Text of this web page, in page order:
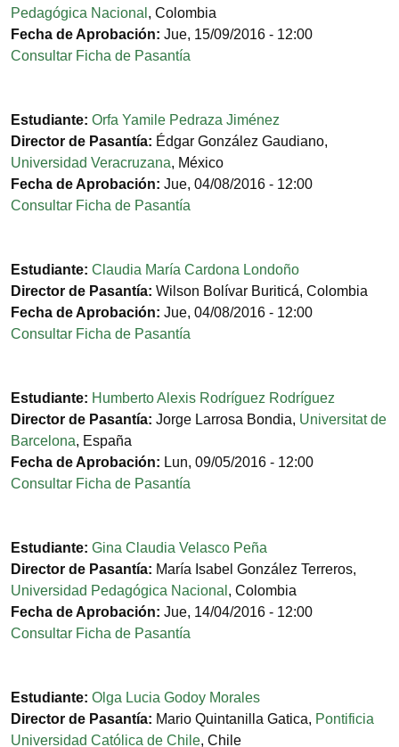
Pedagógica Nacional , Colombia
Fecha de Aprobación: Jue, 15/09/2016 - 12:00
Consultar Ficha de Pasantía
Estudiante: Orfa Yamile Pedraza Jiménez
Director de Pasantía: Édgar González Gaudiano,
Universidad Veracruzana, México
Fecha de Aprobación: Jue, 04/08/2016 - 12:00
Consultar Ficha de Pasantía
Estudiante: Claudia María Cardona Londoño
Director de Pasantía: Wilson Bolívar Buriticá, Colombia
Fecha de Aprobación: Jue, 04/08/2016 - 12:00
Consultar Ficha de Pasantía
Estudiante: Humberto Alexis Rodríguez Rodríguez
Director de Pasantía: Jorge Larrosa Bondia, Universitat de
Barcelona, España
Fecha de Aprobación: Lun, 09/05/2016 - 12:00
Consultar Ficha de Pasantía
Estudiante: Gina Claudia Velasco Peña
Director de Pasantía: María Isabel González Terreros,
Universidad Pedagógica Nacional , Colombia
Fecha de Aprobación: Jue, 14/04/2016 - 12:00
Consultar Ficha de Pasantía
Estudiante: Olga Lucia Godoy Morales
Director de Pasantía: Mario Quintanilla Gatica, Pontificia
Universidad Católica de Chile, Chile